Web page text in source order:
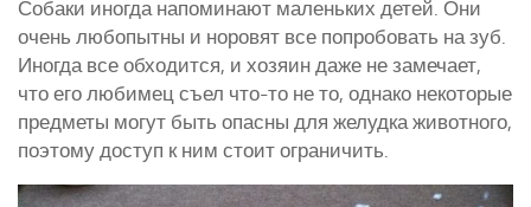
Инкубаторы
Разведение и содержание кур
Собаки иногда напоминают маленьких детей. Они
очень любопытны и норовят все попробовать на зуб.
Иногда все обходится, и хозяин даже не замечает,
что его любимец съел что-то не то, однако некоторые
предметы могут быть опасны для желудка животного,
поэтому доступ к ним стоит ограничить.